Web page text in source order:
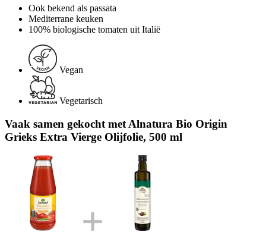
Ook bekend als passata
Mediterrane keuken
100% biologische tomaten uit Italië
Vegan
Vegetarisch
Vaak samen gekocht met Alnatura Bio Origin
Grieks Extra Vierge Olijfolie, 500 ml